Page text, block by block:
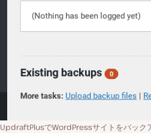
UpdraftPlusでWordPressサイトをバック